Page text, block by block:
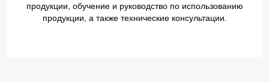
продукции, обучение и руководство по использованию
продукции, а также технические консультации.